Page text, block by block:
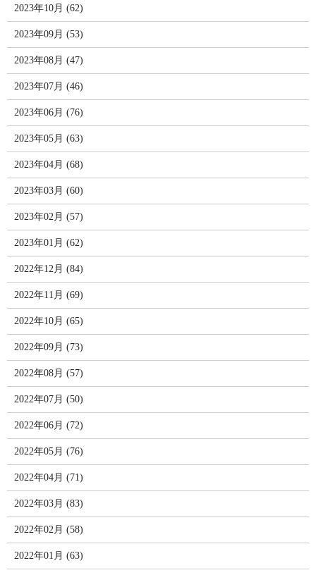
2023年10月 (62)
2023年09月 (53)
2023年08月 (47)
2023年07月 (46)
2023年06月 (76)
2023年05月 (63)
2023年04月 (68)
2023年03月 (60)
2023年02月 (57)
2023年01月 (62)
2022年12月 (84)
2022年11月 (69)
2022年10月 (65)
2022年09月 (73)
2022年08月 (57)
2022年07月 (50)
2022年06月 (72)
2022年05月 (76)
2022年04月 (71)
2022年03月 (83)
2022年02月 (58)
2022年01月 (63)